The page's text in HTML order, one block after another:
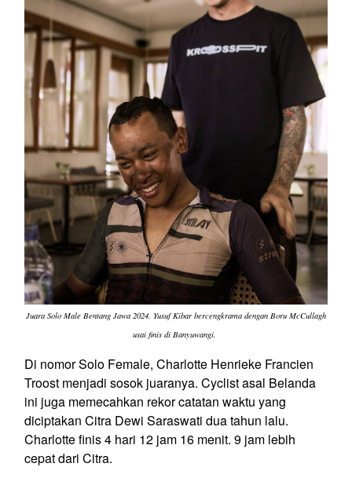
Juara Solo Male Bentang Jawa 2024, Yusuf Kibar bercengkrama dengan Boru McCullagh
usai finis di Banyuwangi.
Di nomor Solo Female, Charlotte Henrieke Francien
Troost menjadi sosok juaranya. Cyclist asal Belanda
ini juga memecahkan rekor catatan waktu yang
diciptakan Citra Dewi Saraswati dua tahun lalu.
Charlotte finis 4 hari 12 jam 16 menit. 9 jam lebih
cepat dari Citra.